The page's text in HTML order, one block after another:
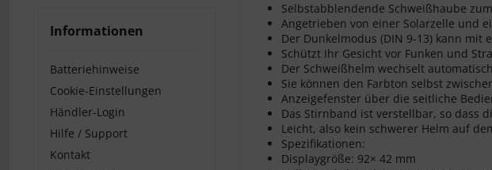
Informationen
Batteriehinweise
Cookie-Einstellungen
Händler-Login
Hilfe / Support
Kontakt
Selbstabblendende Schweißhaube
Angetrieben von einer Solarzelle und
Der Dunkelmodus (DIN 9-13) kann
Schützt Ihr Gesicht vor Funken und
Der Schweißhelm wechselt
Sie können den Farbton selbst
Anzeigefenster über die seitliche
Das Stirnband ist verstellbar, so dass
Leicht, also kein schwerer Helm auf
Spezifikationen:
Displaygröße: 92× 42 mm